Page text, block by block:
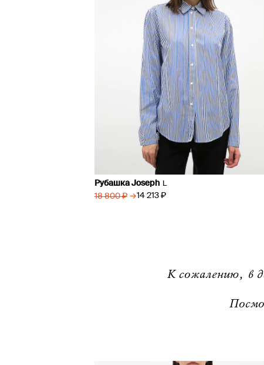
Рубашка Joseph
18 800 ₽ → 14 213 ₽
К сожалению, в